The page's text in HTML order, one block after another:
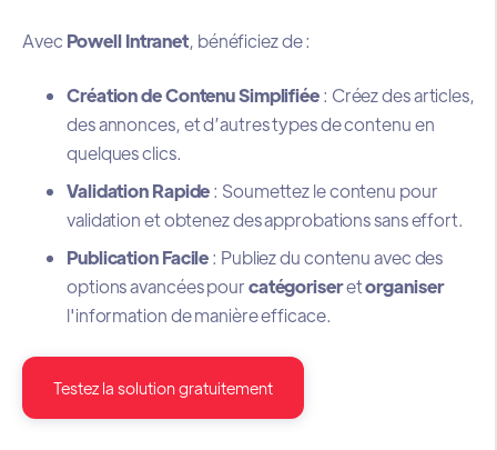
Avec Powell Intranet, bénéficiez de :
Création de Contenu Simplifiée: Créez des articles,
des annonces, et d’autres types de contenu en
quelques clics.
Validation Rapide: Soumettez le contenu pour
validation et obtenez des approbations sans effort.
Publication Facile: Publiez du contenu avec des
options avancées pourcatégoriseretorganiser
l'information de manière efficace.
Testez la solution gratuitement